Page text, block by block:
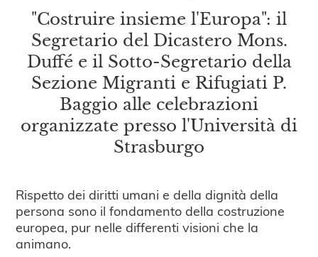
"Costruire insieme l'Europa": il
Segretario del Dicastero Mons.
Duffé e il Sotto-Segretario della
Sezione Migranti e Rifugiati P.
Baggio alle celebrazioni
organizzate presso l'Università di
Strasburgo
Rispetto dei diritti umani e della dignità della
persona sono il fondamento della costruzione
europea, pur nelle differenti visioni che la
animano.